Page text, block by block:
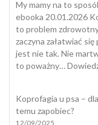
My mamy na to
ebooka 20.01.2026
to problem
zaczyna załatwiać
jest nie tak. Nie
to poważny…
Koprofagia u psa –
temu zapobiec?
12/09/2025